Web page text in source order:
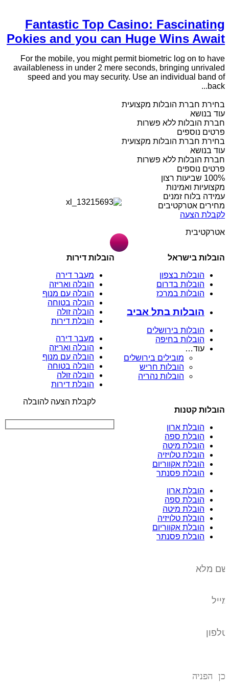
Fantastic Top Casino: Fascinating
Pokies and you can Huge Wins Await
For the mobile, you might permit biometric log on to have
availableness in under 2 mere seconds, bringing unrivaled
speed and you may security. Use an individual band of
back...
בחירת חברת הובלות מקצועית
עוד בנושא
חברת הובלות ללא פשרות
פרטים נוספים
בחירת חברת הובלות מקצועית
עוד בנושא
חברת הובלות ללא פשרות
פרטים נוספים
מקצועיות ואמינות
עמידה בלוח זמנים
מחירים אטרקטיבים
לקבלת הצעה
אטרקטיבית
הובלות בישראל
הובלות בצפון
הובלות בדרום
הובלות במרכז
הובלות בתל אביב
הובלות בירושלים
הובלות בחיפה
עוד…
מובילים בירושלים
הובלות חריש
הובלות נהריה
הובלות דירות
מעבר דירה
הובלה ואריזה
הובלה עם מנוף
הובלה בטוחה
הובלה זולה
הובלת דירות
מעבר דירה
הובלה ואריזה
הובלה עם מנוף
הובלה בטוחה
הובלה זולה
הובלת דירות
הובלות קטנות
הובלת ארון
הובלת ספה
הובלת מיטה
הובלת טלויזיה
הובלת אקווריום
הובלת פסנתר
הובלת ארון
הובלת ספה
הובלת מיטה
הובלת טלויזיה
הובלת אקווריום
הובלת פסנתר
לקבלת הצעה להובלה